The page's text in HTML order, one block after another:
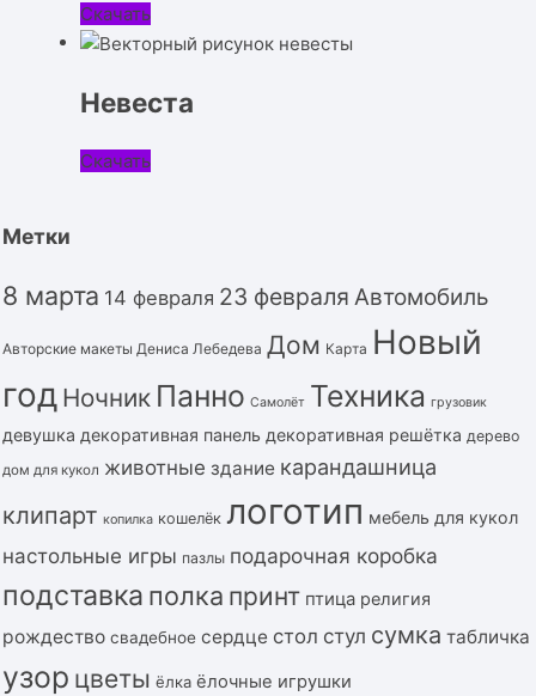
Скачать
Невеста
Скачать
Метки
8 марта 14 февраля 23 февраля Автомобиль
Авторские макеты Дениса Лебедева Дом Карта Новый
год Ночник Панно Самолёт Техника грузовик
девушка декоративная панель декоративная решётка дерево
дом для кукол животные здание карандашница
клипарт копилка кошелёк логотип мебель для кукол
настольные игры пазлы подарочная коробка
подставка полка принт птица религия
рождество свадебное сердце стол стул сумка табличка
узор цветы ёлка ёлочные игрушки